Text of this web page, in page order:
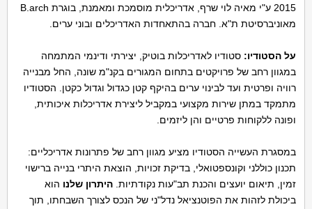
2015 ע"י מאיה לוי שרף, אדריכלית מוסמכת ומאמנת, בוגרת B.arch
מאוניברסיטת ת"א. חברה בהתאחדות האדריכלים ובוני ערים.
על הסטודיו: סטודיו לאדריכלות בוטיק, יצירתי ודינמי המתמחה
במגוון רחב של פרויקטים בתחום המגורים בקנ"מ שונה, החל מבנייה
רוויה ופרטית ועד לבינוי ערים בהיקף קטן כגדול וגדול כקטן. הסטודיו
מתמקד במתן שירות מקצועי במקביל ליצירת אדריכלות איכותית,
ופונה ללקוחות פרטיים והן ליזמים.
במסגרת העשייה הסטודיו מציע מגוון רחב של פתרונות אדריכליים:
תכנון כוללני וקונספטואלי, בדיקת זכויות, הוצאת היתרי בנייה ברישוי
זמין, תיאום יועצים והכנת תב"עות נקודתיות. היתרון שלנו הוא
ביכולת לזהות את הפוטנציאל נדל"ני של הנכס לצורך השבחתו, תוך